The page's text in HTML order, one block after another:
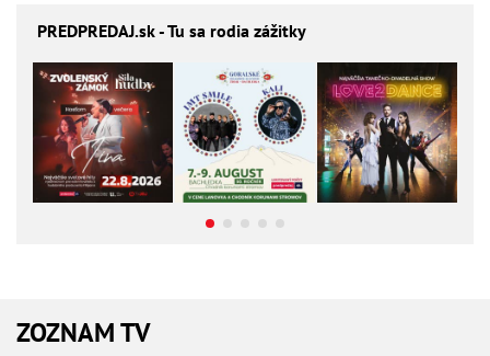
PREDPREDAJ.sk - Tu sa rodia zážitky
ZOZNAM TV